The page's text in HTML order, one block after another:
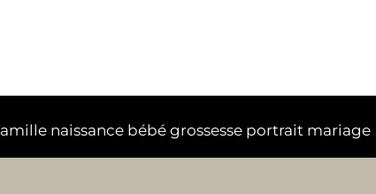
naissance bébé grossesse portrait mariage